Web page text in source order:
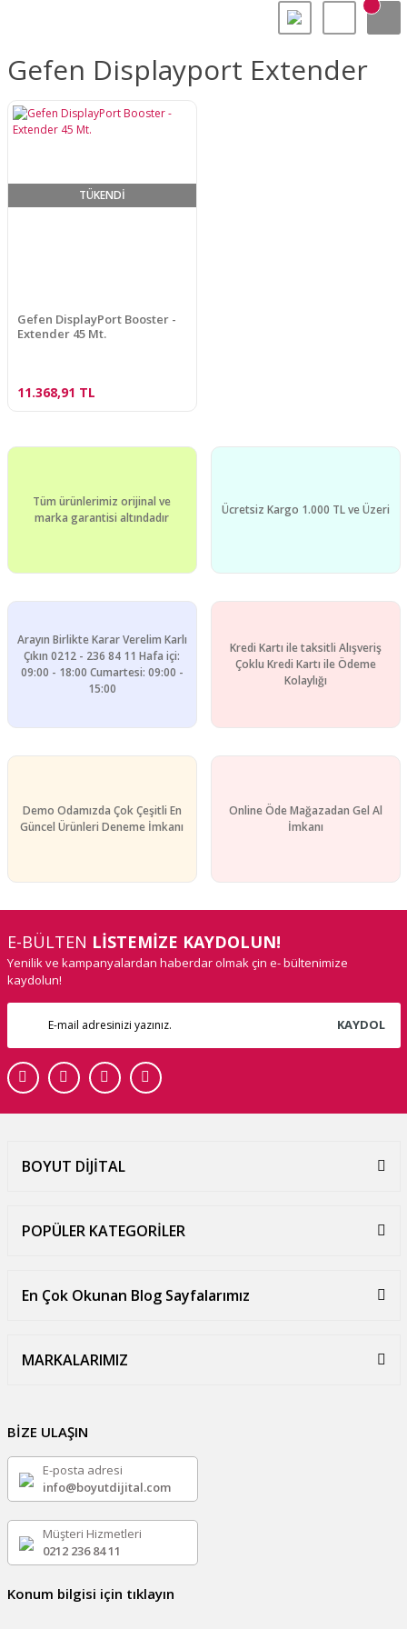
Gefen Displayport Extender
TÜKENDİ
Gefen DisplayPort Booster -
Extender 45 Mt.
11.368,91 TL
Tüm ürünlerimiz orijinal ve
marka garantisi altındadır
Ücretsiz Kargo 1.000 TL ve Üzeri
Arayın Birlikte Karar Verelim Karlı
Çıkın 0212 - 236 84 11 Hafa içi:
09:00 - 18:00 Cumartesi: 09:00 -
15:00
Kredi Kartı ile taksitli Alışveriş
Çoklu Kredi Kartı ile Ödeme
Kolaylığı
Demo Odamızda Çok Çeşitli En
Güncel Ürünleri Deneme İmkanı
Online Öde Mağazadan Gel Al
İmkanı
E-BÜLTEN LİSTEMİZE KAYDOLUN!
Yenilik ve kampanyalardan haberdar olmak çin e- bültenimize
kaydolun!
KAYDOL
BOYUT DİJİTAL
POPÜLER KATEGORİLER
En Çok Okunan Blog Sayfalarımız
MARKALARIMIZ
BİZE ULAŞIN
E-posta adresi
info@boyutdijital.com
Müşteri Hizmetleri
0212 236 84 11
Konum bilgisi için tıklayın